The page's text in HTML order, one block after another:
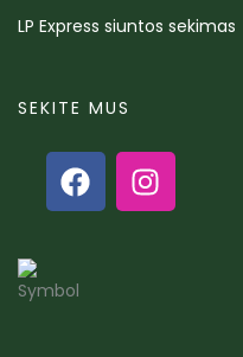
LP Express siuntos sekimas
SEKITE MUS